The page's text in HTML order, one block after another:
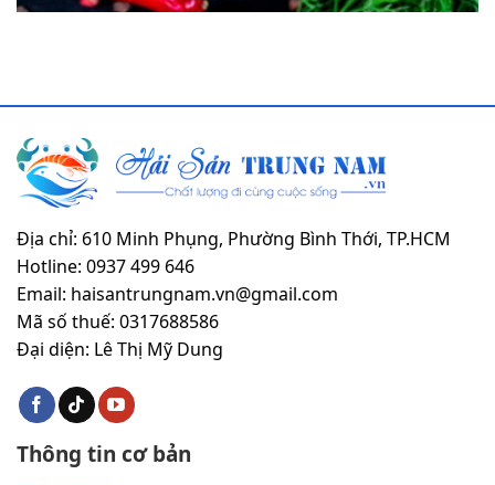
Địa chỉ: 610 Minh Phụng, Phường Bình Thới, TP.HCM
Hotline: 0937 499 646
Email: haisantrungnam.vn@gmail.com
Mã số thuế: 0317688586
Đại diện: Lê Thị Mỹ Dung
Thông tin cơ bản